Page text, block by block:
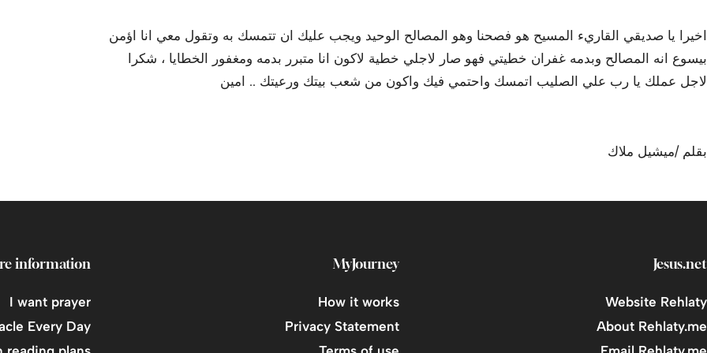
اخيرا يا صديقي القاريء المسيح هو فصحنا وهو المصالح الوحيد ويجب عليك ان تتمسك به وتقول معي انا اؤمن
بيسوع انه المصالح وبدمه غفران خطيتي فهو صار لاجلي خطية لاكون انا متبرر بدمه ومغفور الخطايا ، شكرا
لاجل عملك يا رب علي الصليب اتمسك واحتمي فيك واكون من شعب بيتك ورعيتك .. امين
بقلم /ميشيل ملاك
Jesus.net
Website Rehlaty
About Rehlaty.me
MyJourney
How it works
Privacy Statement
information
I want prayer
Every Day